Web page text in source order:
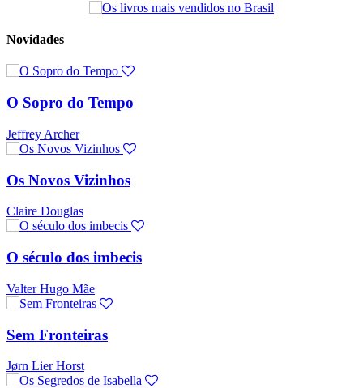
Novidades
O Sopro do Tempo
Jeffrey Archer
Os Novos Vizinhos
Claire Douglas
O século dos imbecis
Valter Hugo Mãe
Sem Fronteiras
Jørn Lier Horst